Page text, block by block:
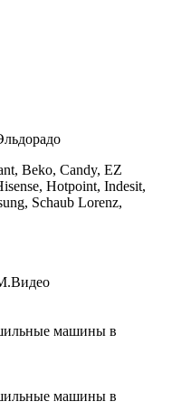
Beko, Candy, EZ
Hotpoint, Indesit,
Schaub Lorenz,
машины в
машины в